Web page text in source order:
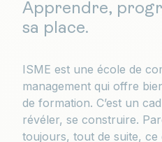
Apprendre,
sa place.
ISME est une école de
management qui offre
de formation. C’est un
révéler, se construire.
toujours, tout de suite, ce